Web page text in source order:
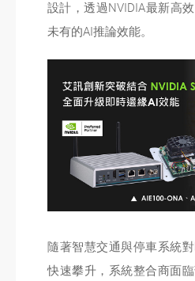
設計，透過NVIDIA最新高
未有的AI推論效能。
隨著智慧交通與停車系統
快速攀升，系統整合商面